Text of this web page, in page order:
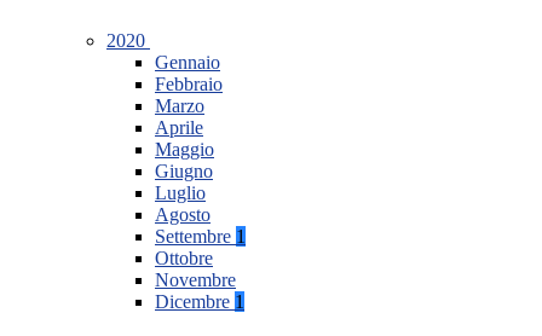
2020
Gennaio
Febbraio
Marzo
Aprile
Maggio
Giugno
Luglio
Agosto
Settembre 1
Ottobre
Novembre
Dicembre 1